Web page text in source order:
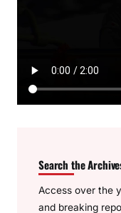
Search the
Access over the
and breaking